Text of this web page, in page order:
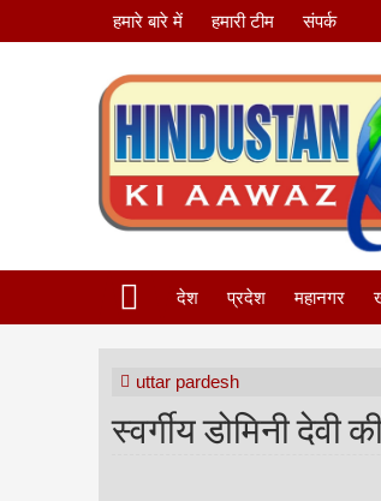
हमारे बारे में हमारी टीम संपर्क
देश प्रदेश महानगर
uttar pardesh
स्वर्गीय डोमिनी